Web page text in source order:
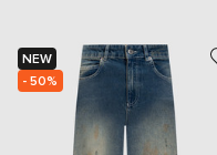
NEW
- 50%